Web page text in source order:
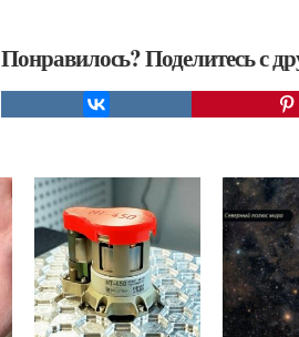
Понравилось? Поделитесь с